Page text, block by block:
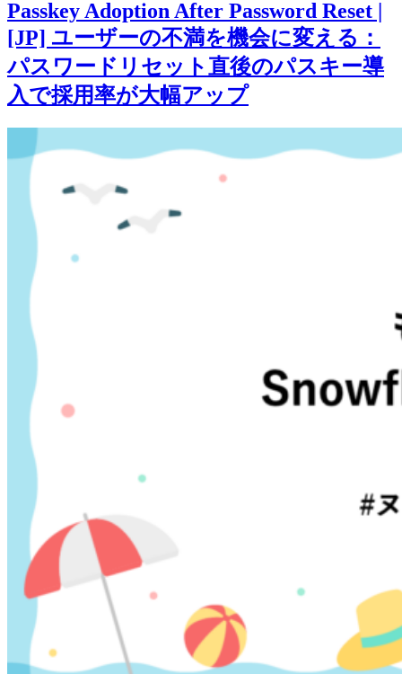
Passkey Adoption After Password Reset |
[JP] ユーザーの不満を機会に変える：
パスワードリセット直後のパスキー導
入で採用率が大幅アップ